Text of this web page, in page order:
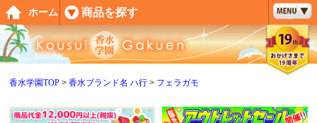
香水学園TOP 香水ブランド名 ハ行 フェラガモ
ペー
ジト
ップ
へ
ホーム 商品を探す